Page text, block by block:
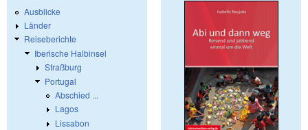
Ausblicke
Länder
Reiseberichte
Iberische Halbinsel
Straßburg
Portugal
Abschied ...
Lagos
Lissabon